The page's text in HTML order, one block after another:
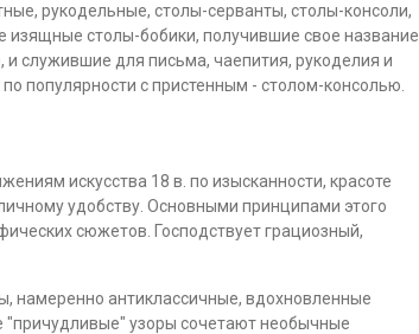
рукодельные, столы-серванты, столы-консоли,
столы-бобики, получившие свое название
служившие для письма, чаепития, рукоделия и
популярности с пристенным - столом-консолью.
искусства 18 в. по изысканности, красоте
удобству. Основными принципами этого
сюжетов. Господствует грациозный,
намеренно антиклассичные, вдохновленные
узоры сочетают необычные